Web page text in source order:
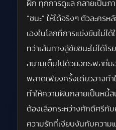
ฝึก ทุกการดูแล กลายเป็นภ
“ชนะ” ให้ได้จริงๆ ตัวละคร
เองในโลกที่การแข่งขันไม่ไ
ทว่าเส้นทางสู่ชัยชนะไม่ได้โ
สนามเต็มไปด้วยอิทธิพลที่ม
พลาดเพียงครั้งเดียวอาจท
ทำให้ความฝันกลายเป็นหนี้
ต้องเลือกระหว่างศักดิ์ศรีกับ
ความรักที่เงียบงันกับความ